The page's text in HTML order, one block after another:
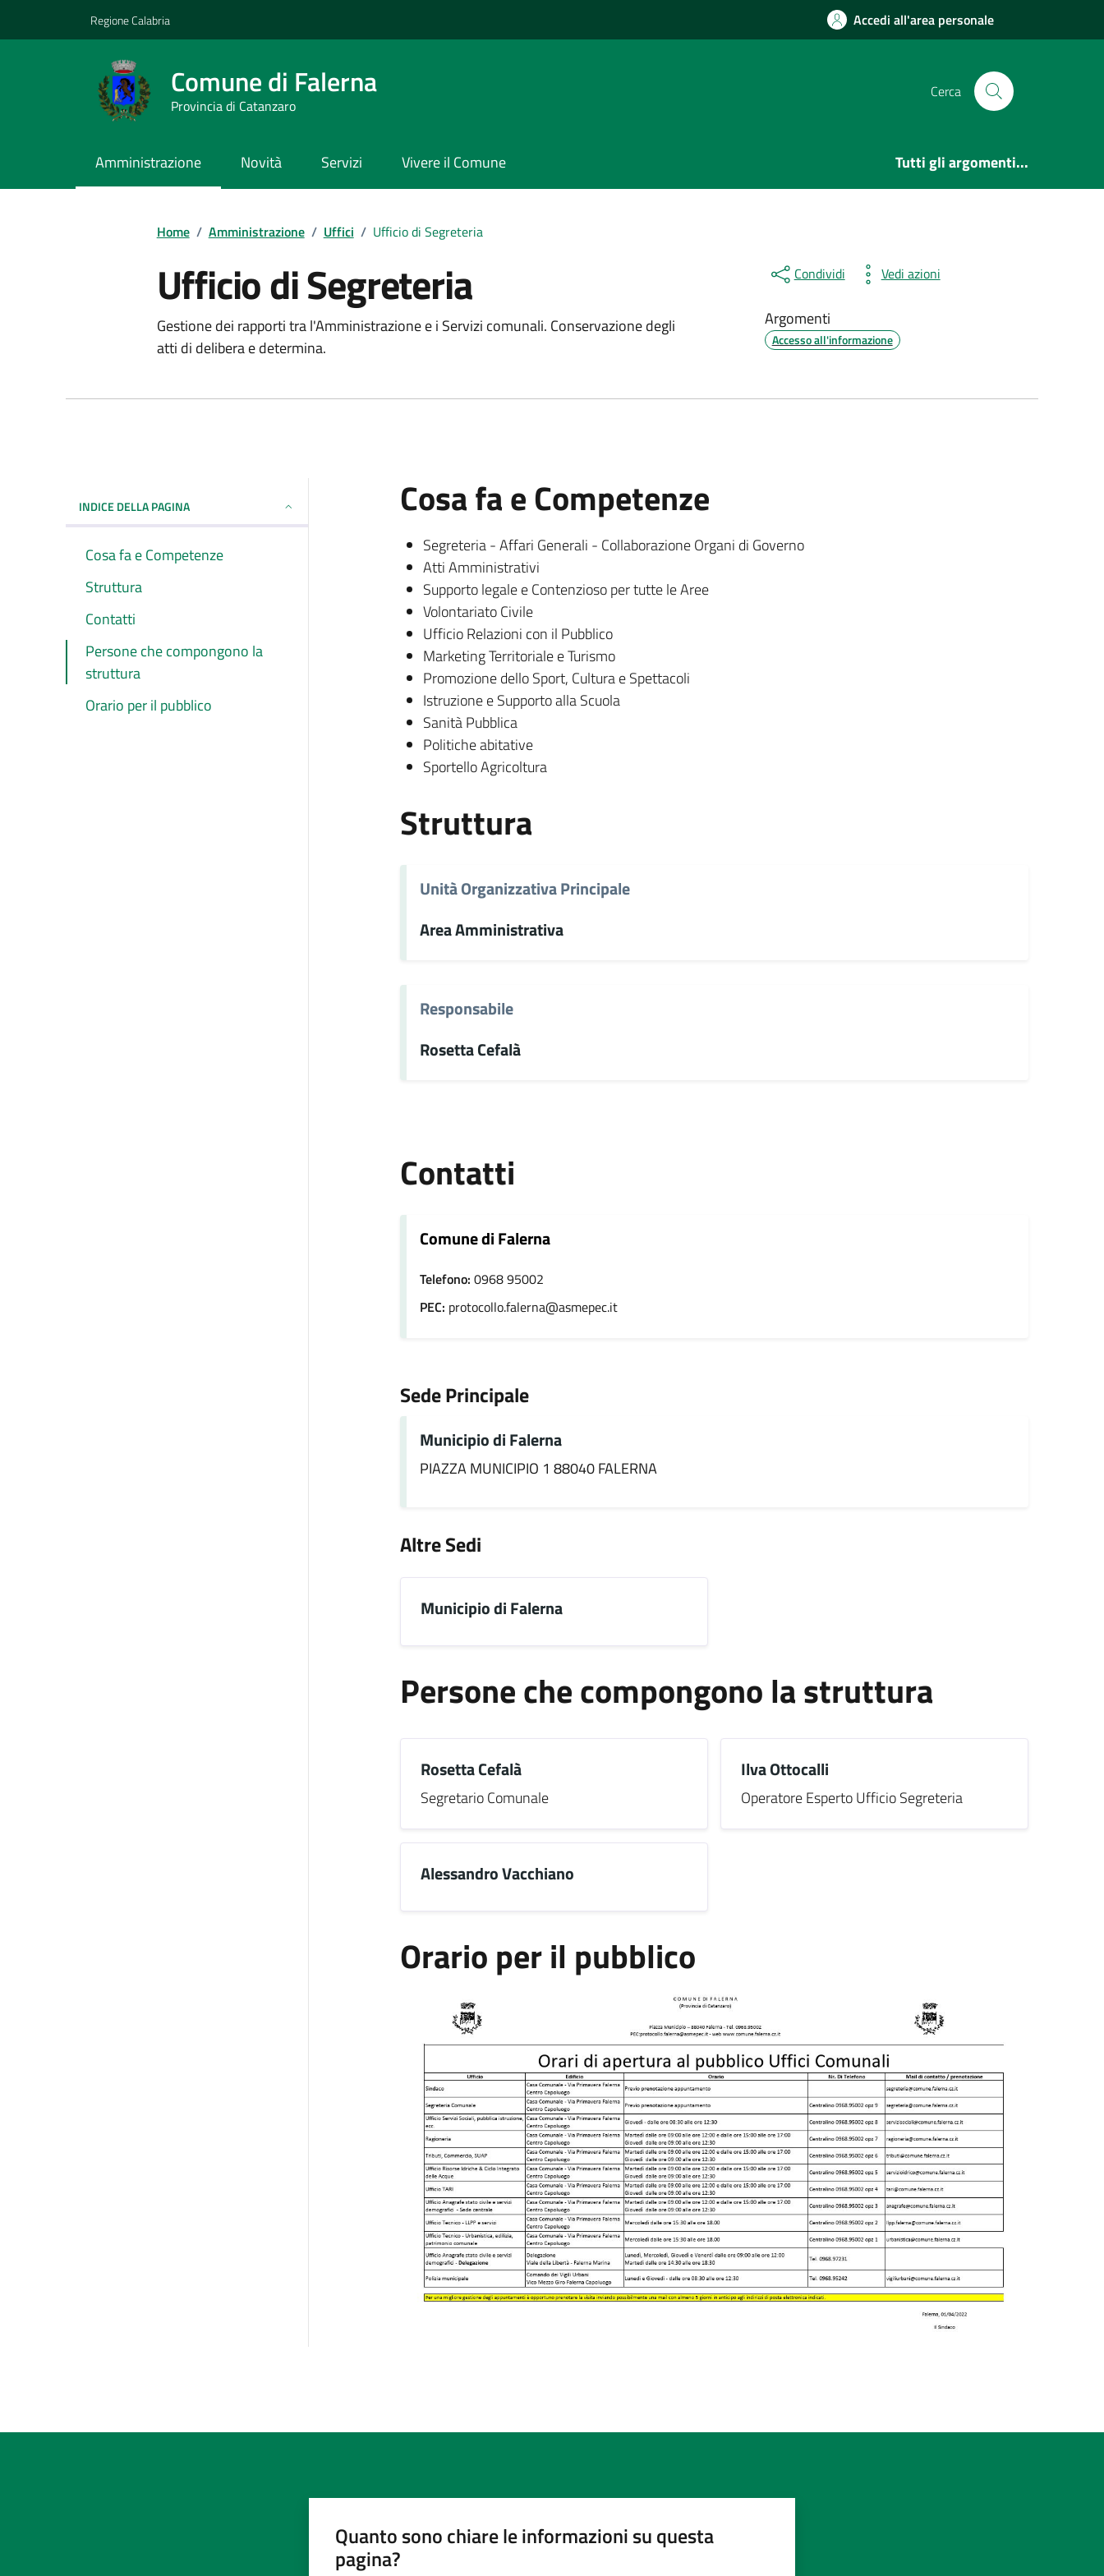
Regione Calabria Accedi all'area personale
Comune di Falerna
Provincia di Catanzaro
Cerca
Amministrazione Novità Servizi Vivere il Comune Tutti gli argomenti...
Home / Amministrazione / Uffici / Ufficio di Segreteria
Ufficio di Segreteria
Gestione dei rapporti tra l'Amministrazione e i Servizi comunali. Conservazione degli
atti di delibera e determina.
Condividi Vedi azioni
Argomenti
Accesso all'informazione
INDICE DELLA PAGINA
Cosa fa e Competenze
Struttura
Contatti
Persone che compongono la
struttura
Orario per il pubblico
Cosa fa e Competenze
Segreteria - Affari Generali - Collaborazione Organi di Governo
Atti Amministrativi
Supporto legale e Contenzioso per tutte le Aree
Volontariato Civile
Ufficio Relazioni con il Pubblico
Marketing Territoriale e Turismo
Promozione dello Sport, Cultura e Spettacoli
Istruzione e Supporto alla Scuola
Sanità Pubblica
Politiche abitative
Sportello Agricoltura
Struttura
Unità Organizzativa Principale
Area Amministrativa
Responsabile
Rosetta Cefalà
Contatti
Comune di Falerna
Telefono: 0968 95002
PEC: protocollo.falerna@asmepec.it
Sede Principale
Municipio di Falerna
PIAZZA MUNICIPIO 1 88040 FALERNA
Altre Sedi
Municipio di Falerna
Persone che compongono la struttura
Rosetta Cefalà
Segretario Comunale
Ilva Ottocalli
Operatore Esperto Ufficio Segreteria
Alessandro Vacchiano
Orario per il pubblico
Quanto sono chiare le informazioni su questa
pagina?